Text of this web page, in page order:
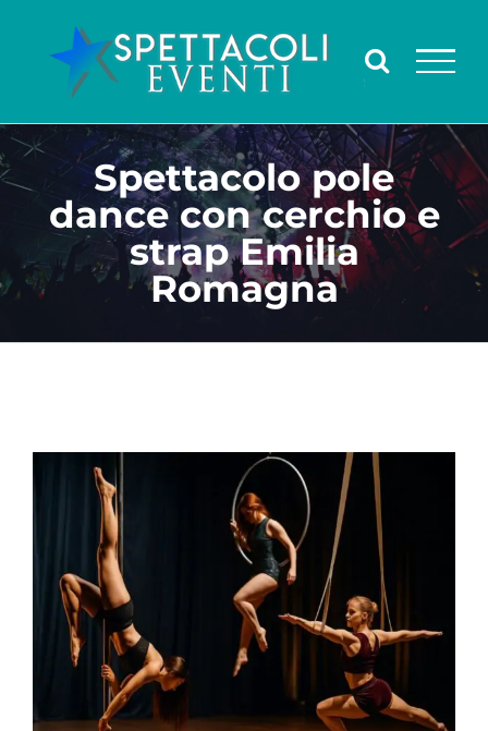
contenuto
Spettacolo pole
dance con cerchio e
strap Emilia
Romagna
Ingrandisci
immagine